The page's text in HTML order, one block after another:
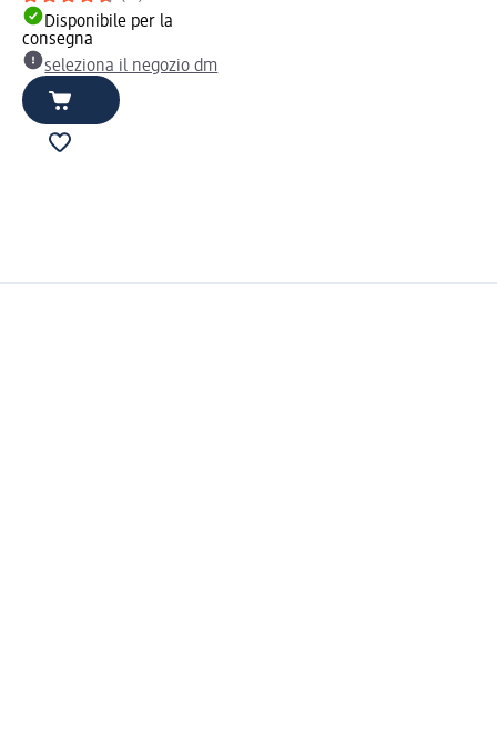
Disponibile per la
consegna
seleziona il negozio dm